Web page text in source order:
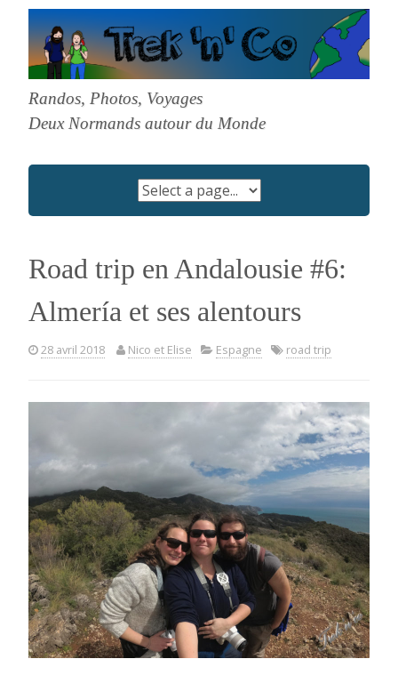
content
Randos, Photos, Voyages
Deux Normands autour du Monde
Road trip en Andalousie #6:
Almería et ses alentours
28 avril 2018 Nico et Elise Espagne road trip